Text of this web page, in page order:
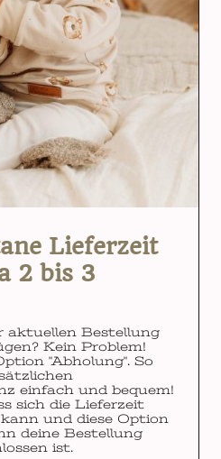
Lieferzeit
2 bis 3
aktuellen Bestellung
Kein Problem!
"Abholung". So
einfach und bequem!
sich die Lieferzeit
und diese Option
deine Bestellung
ist.